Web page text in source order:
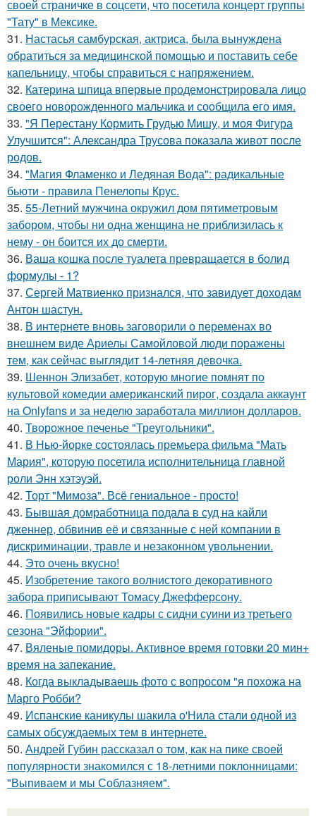
своей страничке в соцсети, что посетила концерт группы
"Тату" в Мексике.
31. Настасья самбурская, актриса, была вынуждена
обратиться за медицинской помощью и поставить себе
капельницу, чтобы справиться с напряжением.
32. Катерина шпица впервые продемонстрировала лицо
своего новорожденного мальчика и сообщила его имя.
33. "Я Перестану Кормить Грудью Мишу, и моя Фигура
Улучшится": Александра Трусова показала живот после
родов.
34. "Магия Фламенко и Ледяная Вода": радикальные
бьюти - правила Пенелопы Крус.
35. 55-Летний мужчина окружил дом пятиметровым
забором, чтобы ни одна женщина не приблизилась к
нему - он боится их до смерти.
36. Ваша кошка после туалета превращается в болид
формулы - 1?
37. Сергей Матвиенко признался, что завидует доходам
Антон шастун.
38. В интернете вновь заговорили о переменах во
внешнем виде Ариелы Самойловой люди поражены
тем, как сейчас выглядит 14-летняя девочка.
39. Шеннон Элизабет, которую многие помнят по
культовой комедии американский пирог, создала аккаунт
на Onlyfans и за неделю заработала миллион долларов.
40. Творожное печенье "Треугольники".
41. В Нью-йорке состоялась премьера фильма "Мать
Мария", которую посетила исполнительница главной
роли Энн хэтэуэй.
42. Торт "Мимоза". Всё гениальное - просто!
43. Бывшая домработница подала в суд на кайли
дженнер, обвинив её и связанные с ней компании в
дискриминации, травле и незаконном увольнении.
44. Это очень вкусно!
45. Изобретение такого волнистого декоративного
забора приписывают Томасу Джефферсону.
46. Появились новые кадры с сидни суини из третьего
сезона "Эйфории".
47. Вяленые помидоры. Активное время готовки 20 мин+
время на запекание.
48. Когда выкладываешь фото с вопросом "я похожа на
Марго Робби?
49. Испанские каникулы шакила о'Нила стали одной из
самых обсуждаемых тем в интернете.
50. Андрей Губин рассказал о том, как на пике своей
популярности знакомился с 18-летними поклонницами:
"Выпиваем и мы Соблазняем".